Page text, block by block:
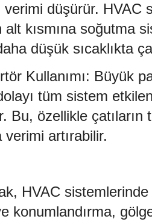
düşürür. HVAC
alt kısmına soğutma
düşük sıcaklıkta
Kullanımı: Büyük
tüm sistem
Bu, özellikle çatıların
artırabilir.
HVAC
konumlandırma,